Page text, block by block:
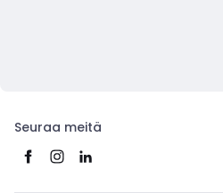
Seuraa meitä